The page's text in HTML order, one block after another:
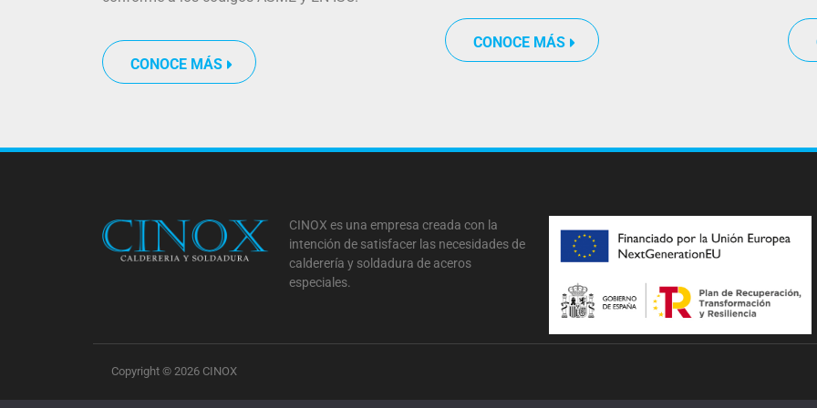
CONOCE MÁS
CONOCE MÁS
CINOX es una empresa creada con la
intención de satisfacer las necesidades de
calderería y soldadura de aceros
especiales.
Copyright © 2026 CINOX